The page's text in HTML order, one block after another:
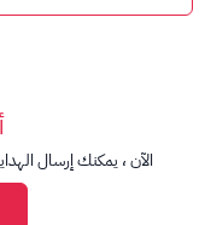
للمزيد من التفاصيل
الآن ، يمكنك إرسال